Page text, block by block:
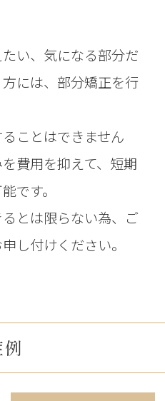
い、気になる部分だ
には、部分矯正を行
ことはできません
費用を抑えて、短期
です。
とは限らない為、ご
し付けください。